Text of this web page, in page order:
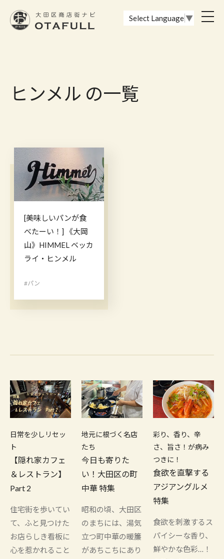
Select Language ▼
ヒンメル の一覧
[美味しいパンが食
べたーい！] 《大岡
山》HIMMEL ベッカ
ライ・ヒンメル
#パン
日常を少しリセッ
ト
【隠れ家カフェ
＆レストラン】
Part 2
住宅街を歩いてい
て、ふと見つけた
お店らしき看板に
心を惹かれること
地元に根づく名店
たち
今日も寄りた
い！大田区の町
中華 特集
昭和の頃、大田区
のまちには、湯気
立つ町中華の暖簾
があちこちにあり
彩り、香り、辛
さ、旨さ！が病み
つきに！
食欲を直撃する
アジアングルメ
特集
食欲を刺激するス
パイシーな香り、
鮮やかな色彩…！